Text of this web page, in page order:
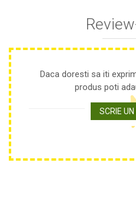
Butoaie Pentru Vin
Garduri Și Porți Rezidențiale
Garduri
Porti
Articole De Consum Industrie
Lacuri Si Vopsele
Produse decorative
Produse pentru constructii
Daca doresti sa iti
produs poti
SCRIE